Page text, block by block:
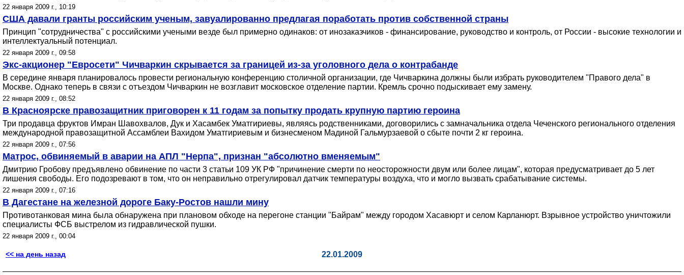
22 января 2009 г., 10:19
США давали гранты российским ученым, завуалированно предлагая поработать против собственной страны
Принцип "сотрудничества" с российскими учеными везде был примерно одинаков: от инозаказчиков - финансирование, руководство и контроль, от России - высокие технологии и
интеллектуальный потенциал.
22 января 2009 г., 09:58
Экс-акционер "Евросети" Чичваркин скрывается за границей из-за уголовного дела о контрабанде
В середине января планировалось провести региональную конференцию столичной организации, где Чичваркина должны были избрать руководителем "Правого дела" в
Москве. Однако теперь в связи с отъездом Чичваркин не возглавит московское отделение партии. Кремль срочно подыскивает ему замену.
22 января 2009 г., 08:52
В Красноярске правозащитник приговорен к 11 годам за попытку продать крупную партию героина
Три продавца фруктов Имран Шавохвалов, Дук и Хасамбек Уматгириевы, являясь родственниками, договорились с замначальника отдела Чеченского регионального отделения
международной правозащитной Ассамблеи Вахидом Уматгириевым и бизнесменом Мадиной Гальмурзаевой о сбыте почти 2 кг героина.
22 января 2009 г., 07:56
Матрос, обвиняемый в аварии на АПЛ "Нерпа", признан "абсолютно вменяемым"
Дмитрию Гробову предъявлено обвинение по части 3 статьи 109 УК РФ "причинение смерти по неосторожности двум или более лицам", которая предусматривает до 5 лет
лишения свободы. Его подозревают в том, что он неправильно отрегулировал датчик температуры воздуха, что и могло вызвать срабатывание системы.
22 января 2009 г., 07:16
В Дагестане на железной дороге Баку-Ростов нашли мину
Противотанковая мина была обнаружена при плановом обходе на перегоне станции "Байрам" между городом Хасавюрт и селом Карланюрт. Взрывное устройство уничтожили
специалисты ФСБ выстрелом из гидравлической пушки.
22 января 2009 г., 00:04
<< на день назад 22.01.2009